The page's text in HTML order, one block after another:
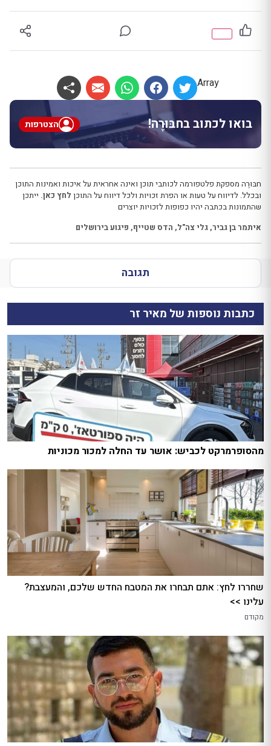
Array
בואו לכתוב בחבּוּרֶה! הצטרפות
חבּוּרֶה מספקת פלטפורמה לכותבי תוכן ואינה אחראית על איכות ואמינות התוכן
ובכלל. לדיווח על טעות או הפרת זכויות ולכל דיווח על התוכן לחץ כאן. ייתכן
שהתמונות בכתבה יהיו כפופות לזכויות יוצרים
איתמר בן גביר, גלי צה"ל, הדס שטייף, פיגוע בירושלים
תגובה
כתבות נוספות של מאיר זר
מהסופרמרקט לכביש: אושר עד החלה למכור מכוניות
שחררו לחץ: אתם תבחרו את המטבח החדש שלכם, והמעצבת?
עלינו >>
מקודם